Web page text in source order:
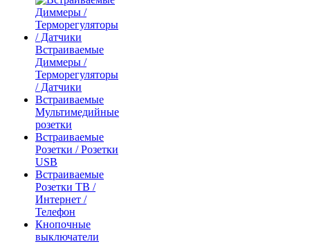
Встраиваемые
Диммеры /
Терморегуляторы
/ Датчики
Встраиваемые
Мультимедийные
розетки
Встраиваемые
Розетки / Розетки
USB
Встраиваемые
Розетки ТВ /
Интернет /
Телефон
Кнопочные
выключатели